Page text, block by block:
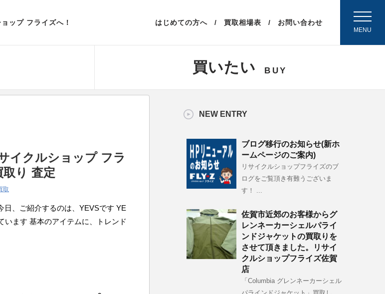
ップ フライズへ！ はじめての方へ 買取相場表 お問い合わせ
MENU
買いたい BUY
イクルショップ フラ
り 査定
取
日、ご紹介するのは、YEVSです YE
います 基本のアイテムに、トレンド
NEW ENTRY
ブログ移行のお知らせ(新ホ
ームページのご案内)
リサイクルショップフライズのブ
ログをご覧頂き有難うございま
す！ ...
佐賀市近郊のお客様からグ
レンネーカーシェルパライ
ンドジャケットの買取りを
させて頂きました。リサイ
クルショップフライズ佐賀
店
「Columbia グレンネーカーシェル